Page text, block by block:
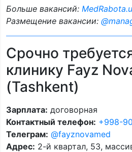
Больше вакансий:
Размещение вакансии:
Срочно
клинику Fayz
(Tashkent)
Зарплата: договорная
Контактный телефон: +998-
Телеграм: @fayznovamed
Адрес: 2-й квартал, 53,